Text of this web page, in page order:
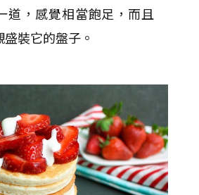
道，感覺相當飽足，而且
裝它的盤子。